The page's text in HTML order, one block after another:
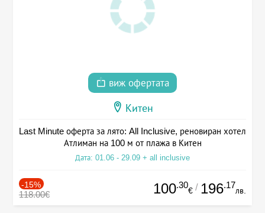
виж офертата
Китен
Last Minute оферта за лято: All Inclusive, реновиран хотел
Атлиман на 100 м от плажа в Китен
Дата: 01.06 - 29.09 + all inclusive
-15%
118.00€ 100.30
€ / 196.17
лв.